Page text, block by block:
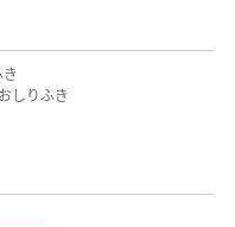
しりふき